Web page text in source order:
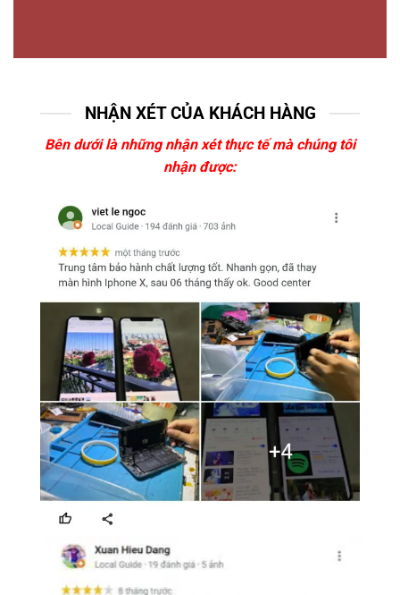
NHẬN XÉT CỦA KHÁCH HÀNG
Bên dưới là những nhận xét thực tế mà chúng tôi
nhận được: